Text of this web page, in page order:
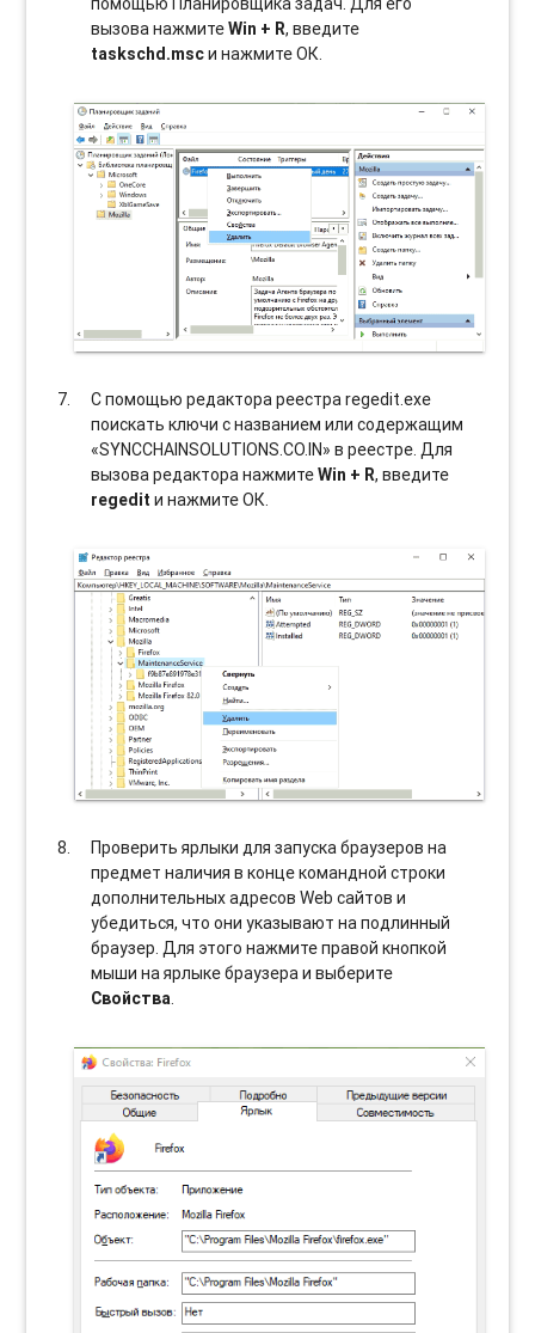
вызова нажмитеWin + R, введите
taskschd.mscи нажмите ОК.
С помощью редактора реестра regedit.exe
поискать ключи с названием или содержащим
«SYNCCHAINSOLUTIONS.CO.IN» в реестре. Для
вызова редактора нажмитеWin + R, введите
regedit и нажмите ОК.
Проверить ярлыки для запуска браузеров на
предмет наличия в конце командной строки
дополнительных адресов Web сайтов и
убедиться, что они указывают на подлинный
браузер. Для этого нажмите правой кнопкой
мыши на ярлыке браузера и выберите
Свойства.